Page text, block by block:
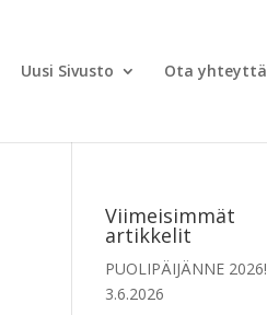
Uusi Sivusto Ota yhteyttä
Viimeisimmät
artikkelit
PUOLIPÄIJÄNNE 2026!
3.6.2026